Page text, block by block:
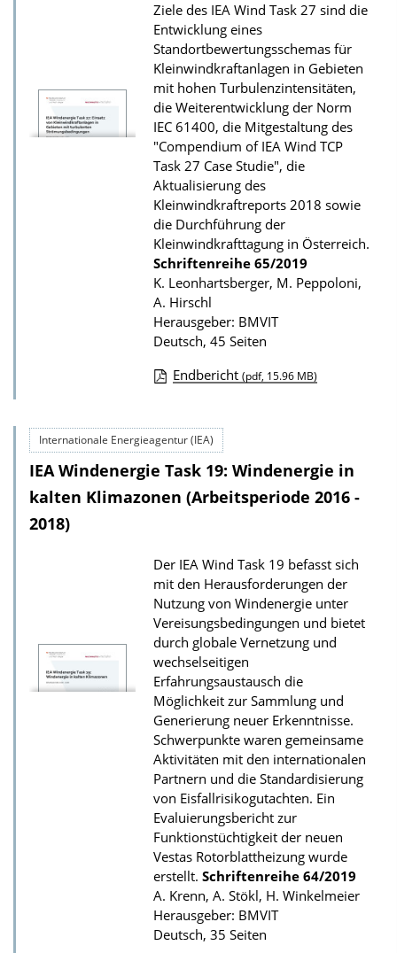
s
z
u
r
P
u
b
l
i
k
a
t
i
o
Ziele des IEA Wind Task 27 sind die
Entwicklung eines
Standortbewertungsschemas für
Kleinwindkraftanlagen in Gebieten
mit hohen Turbulenzintensitäten,
die Weiterentwicklung der Norm
IEC 61400, die Mitgestaltung des
"Compendium of IEA Wind TCP
Task 27 Case Studie", die
Aktualisierung des
Kleinwindkraftreports 2018 sowie
die Durchführung der
Kleinwindkrafttagung in Österreich.
Schriftenreihe 65/2019
K. Leonhartsberger, M. Peppoloni,
A. Hirschl
Herausgeber: BMVIT
Deutsch, 45 Seiten
w
n
l
d
s
z
u
r
P
u
b
l
i
k
a
t
i
o
n
Endbericht (pdf, 15.96 MB)
Internationale Energieagentur (IEA)
IEA Windenergie Task 19: Windenergie in
kalten Klimazonen (Arbeitsperiode 2016 -
2018)
Der IEA Wind Task 19 befasst sich
mit den Herausforderungen der
Nutzung von Windenergie unter
Vereisungsbedingungen und bietet
durch globale Vernetzung und
wechselseitigen
Erfahrungsaustausch die
Möglichkeit zur Sammlung und
Generierung neuer Erkenntnisse.
Schwerpunkte waren gemeinsame
Aktivitäten mit den internationalen
Partnern und die Standardisierung
von Eisfallrisikogutachten. Ein
Evaluierungsbericht zur
Funktionstüchtigkeit der neuen
Vestas Rotorblattheizung wurde
erstellt. Schriftenreihe 64/2019
A. Krenn, A. Stökl, H. Winkelmeier
Herausgeber: BMVIT
Deutsch, 35 Seiten